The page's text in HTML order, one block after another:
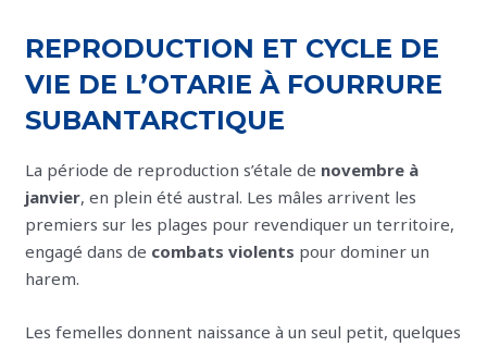
REPRODUCTION ET CYCLE DE
VIE DE L’OTARIE À FOURRURE
SUBANTARCTIQUE
La période de reproduction s’étale de novembre à
janvier, en plein été austral. Les mâles arrivent les
premiers sur les plages pour revendiquer un territoire,
engagé dans de combats violents pour dominer un
harem.
Les femelles donnent naissance à un seul petit, quelques